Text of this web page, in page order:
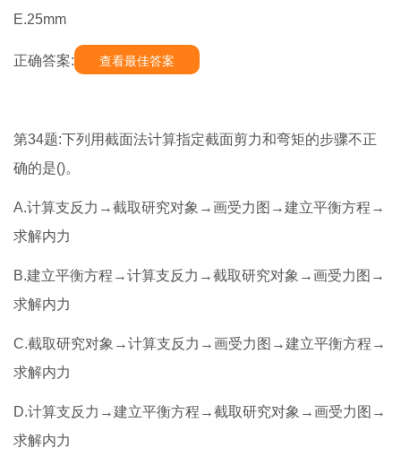
E.25mm
正确答案: 查看最佳答案
第34题:下列用截面法计算指定截面剪力和弯矩的步骤不正
确的是()。
A.计算支反力→截取研究对象→画受力图→建立平衡方程→
求解内力
B.建立平衡方程→计算支反力→截取研究对象→画受力图→
求解内力
C.截取研究对象→计算支反力→画受力图→建立平衡方程→
求解内力
D.计算支反力→建立平衡方程→截取研究对象→画受力图→
求解内力